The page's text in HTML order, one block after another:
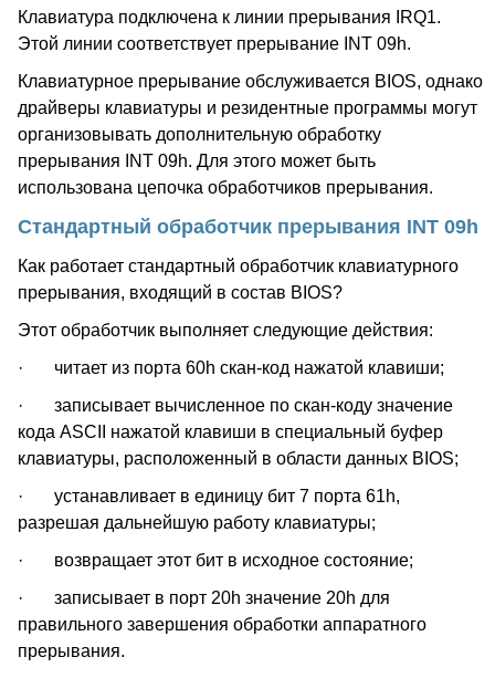
Клавиатура подключена к линии прерывания IRQ1.
Этой линии соответствует прерывание INT 09h.
Клавиатурное прерывание обслуживается BIOS, однако
драйверы клавиатуры и резидентные программы могут
организовывать дополнительную обработку
прерывания INT 09h. Для этого может быть
использована цепочка обработчиков прерывания.
Стандартный обработчик прерывания INT 09h
Как работает стандартный обработчик клавиатурного
прерывания, входящий в состав BIOS?
Этот обработчик выполняет следующие действия:
· читает из порта 60h скан-код нажатой клавиши;
· записывает вычисленное по скан-коду значение
кода ASCII нажатой клавиши в специальный буфер
клавиатуры, расположенный в области данных BIOS;
· устанавливает в единицу бит 7 порта 61h,
разрешая дальнейшую работу клавиатуры;
· возвращает этот бит в исходное состояние;
· записывает в порт 20h значение 20h для
правильного завершения обработки аппаратного
прерывания.